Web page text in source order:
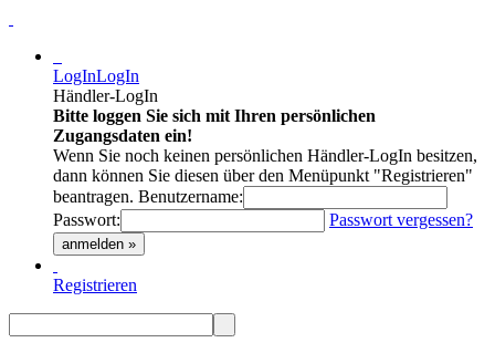
LogInLogIn
Händler-LogIn
Bitte loggen Sie sich mit Ihren persönlichen
Zugangsdaten ein!
Wenn Sie noch keinen persönlichen Händler-LogIn besitzen,
dann können Sie diesen über den Menüpunkt "Registrieren"
beantragen. Benutzername:
Passwort:
Passwort vergessen?
anmelden »
Registrieren